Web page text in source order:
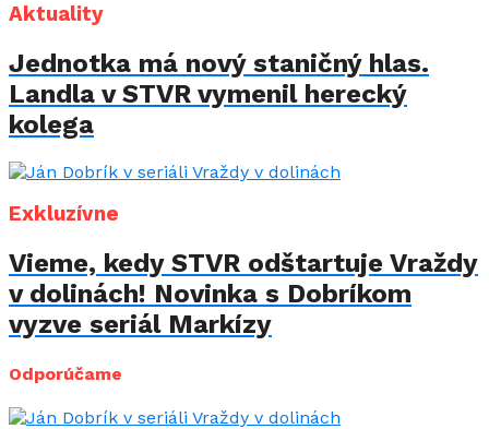
Aktuality
Jednotka má nový staničný hlas.
Landla v STVR vymenil herecký
kolega
Exkluzívne
Vieme, kedy STVR odštartuje Vraždy
v dolinách! Novinka s Dobríkom
vyzve seriál Markízy
Odporúčame